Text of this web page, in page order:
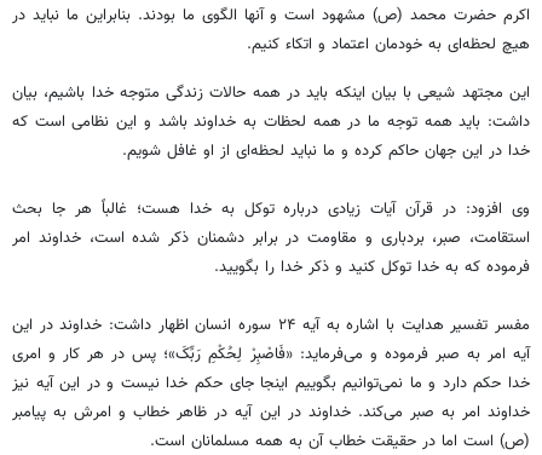
اکرم حضرت محمد (ص)مشهود است و آنها الگوی ما بودند. بنابراین ما نباید در
هیچ لحظه‌ای به خودمان اعتماد و اتکاء کنیم.
این مجتهد شیعی با بیان اینکه باید در همه حالات زندگی متوجه خدا باشیم، بیان
داشت: باید همه توجه ما در همه لحظات به خداوند باشد و این نظامی است که
خدا در این جهان حاکم کرده و ما نباید لحظه‌ای از او غافل شویم.
وی افزود: در قرآن آیات زیادی درباره توکل به خدا هست؛ غالباً هر جا بحث
استقامت، صبر، بردباری و مقاومت در برابر دشمنان ذکر شده است، خداوند امر
فرموده که به خدا توکل کنید و ذکر خدا را بگویید.
مفسر تفسیر هدایت با اشاره به آیه ۲۴ سوره انسان اظهار داشت: خداوند در این
آیه امر به صبر فرموده و می‌فرماید:«فَاصْبِرْ لِحُکْمِ رَبِّکَ»؛ پس در هر کار و امری
خدا حکم دارد و ما نمی‌توانیم بگوییم اینجا جای حکم خدا نیست و در این آیه نیز
خداوند امر به صبر می‌کند. خداوند در این آیه در ظاهر خطاب و امرش به پیامبر
(ص) است اما در حقیقت خطاب آن به همه مسلمانان است.